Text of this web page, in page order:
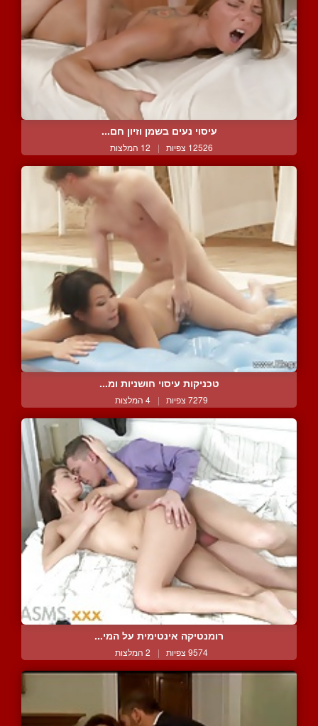
עיסוי נעים בשמן וזיון חם...
12526 צפיות | 12 המלצות
טכניקות עיסוי חושניות ומ...
7279 צפיות | 4 המלצות
רומנטיקה אינטימית על המי...
9574 צפיות | 2 המלצות